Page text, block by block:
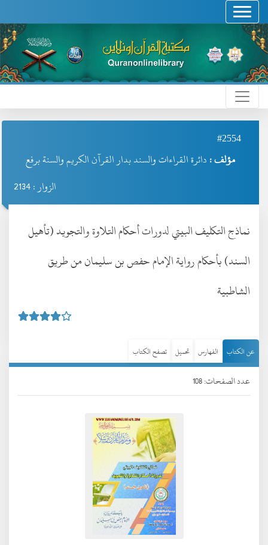
#2554
مؤلف : دائرة القراءات والسند بدار القرآن الكريم والسنة برفع
الزوار : 2134
نماذج التكليف البيتي لدورات أحكام التلاوة والتجويد (تأهيل
السند) بأحكام رواية الإمام حفص بن سليمان من طريق
الشاطبية
عن الكتاب الفهارس تحميل تصفح الكتاب
عدد الصفحات: 108